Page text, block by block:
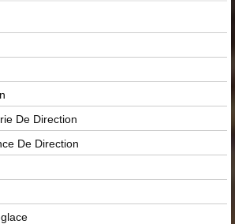
De Direction
De Direction